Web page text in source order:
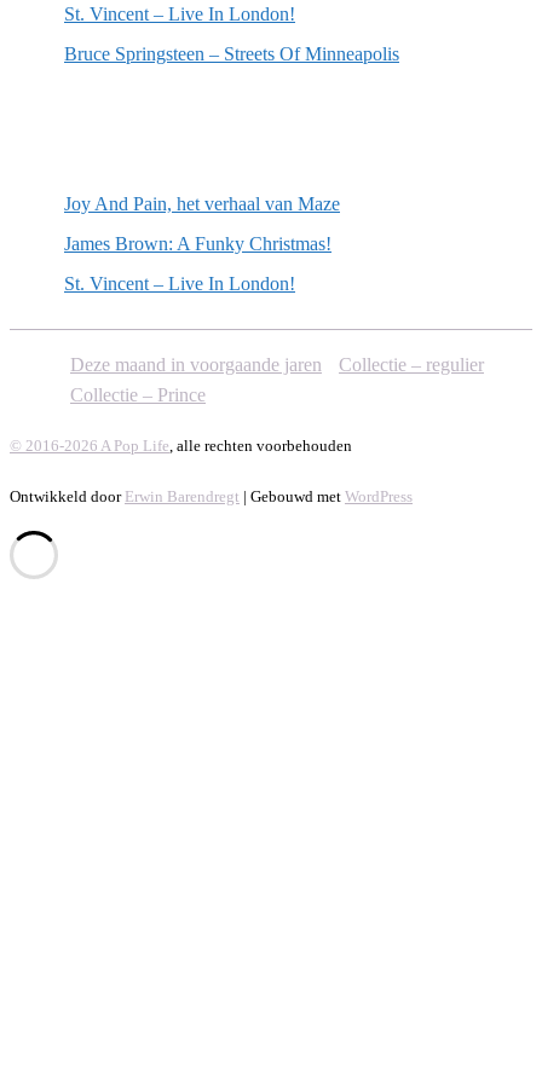
St. Vincent – Live In London!
Bruce Springsteen – Streets Of Minneapolis
Joy And Pain, het verhaal van Maze
James Brown: A Funky Christmas!
St. Vincent – Live In London!
Deze maand in voorgaande jaren
Collectie – regulier
Collectie – Prince
© 2016-2026 A Pop Life , alle rechten voorbehouden
Ontwikkeld door Erwin Barendregt | Gebouwd met WordPress